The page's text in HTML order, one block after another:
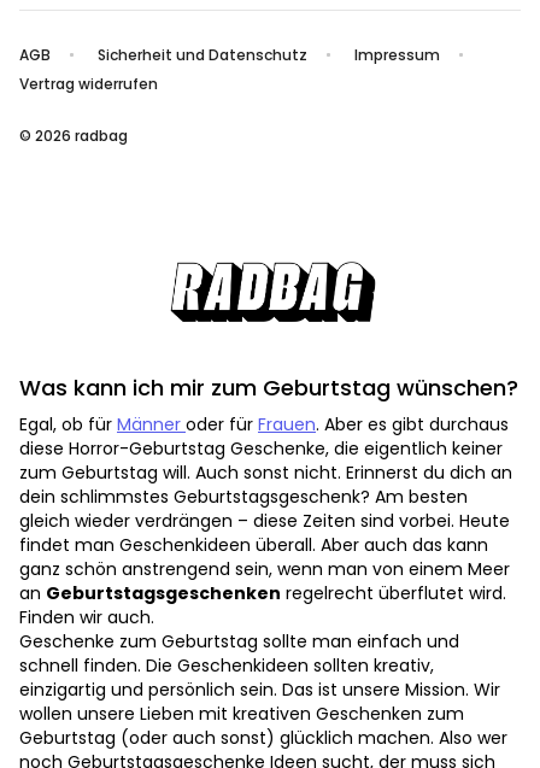
AGB Sicherheit und Datenschutz
Impressum
Vertrag widerrufen
© 2026 radbag
Was kann ich mir zum Geburtstag wünschen?
Egal, ob für Männer oder für Frauen. Aber es gibt durchaus
diese Horror-Geburtstag Geschenke, die eigentlich keiner
zum Geburtstag will. Auch sonst nicht. Erinnerst du dich an
dein schlimmstes Geburtstagsgeschenk? Am besten
gleich wieder verdrängen – diese Zeiten sind vorbei. Heute
findet man Geschenkideen überall. Aber auch das kann
ganz schön anstrengend sein, wenn man von einem Meer
an Geburtstagsgeschenken regelrecht überflutet wird.
Finden wir auch.
Geschenke zum Geburtstag sollte man einfach und
schnell finden. Die Geschenkideen sollten kreativ,
einzigartig und persönlich sein. Das ist unsere Mission. Wir
wollen unsere Lieben mit kreativen Geschenken zum
Geburtstag (oder auch sonst) glücklich machen. Also wer
noch Geburtstagsgeschenke Ideen sucht, der muss sich